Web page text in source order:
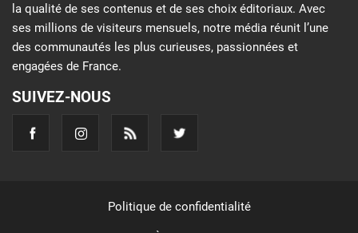
la qualité de ses contenus et de ses choix éditoriaux. Avec
ses millions de visiteurs mensuels, notre média réunit l’une
des communautés les plus curieuses, passionnées et
engagées de France.
SUIVEZ-NOUS
Politique de confidentialité